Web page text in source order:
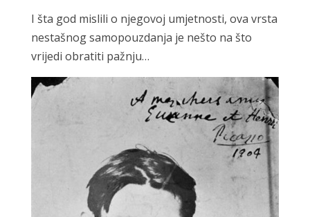
I šta god mislili o njegovoj umjetnosti, ova vrsta
nestašnog samopouzdanja je nešto na što
vrijedi obratiti pažnju…